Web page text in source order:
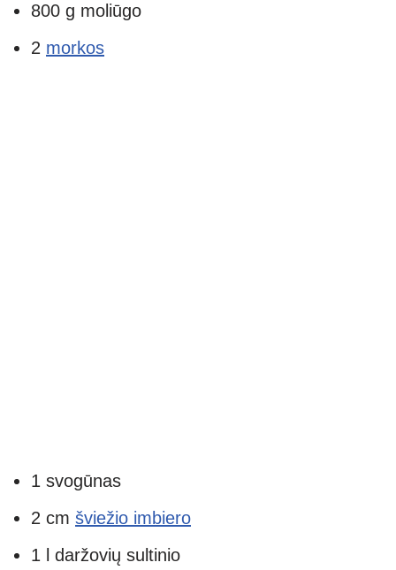
800 g moliūgo
2 morkos
1 svogūnas
2 cm šviežio imbiero
1 l daržovių sultinio